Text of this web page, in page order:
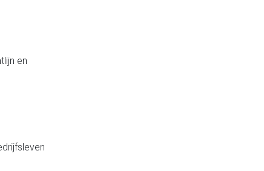
en